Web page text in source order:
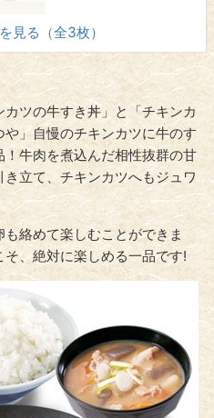
見る（全3枚）
ツの牛すき丼」と「チキンカ
」自慢のチキンカツに牛のす
牛肉を煮込んだ相性抜群の甘
立て、チキンカツへもジュワ
絡めて楽しむことができま
、絶対に楽しめる一品です!